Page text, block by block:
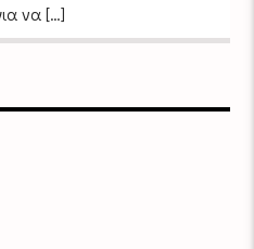
να […]